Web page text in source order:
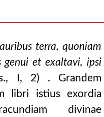
terra, quoniam
genui et exaltavi, ipsi
I, 2) . Grandem
libri istius exordia
divinae